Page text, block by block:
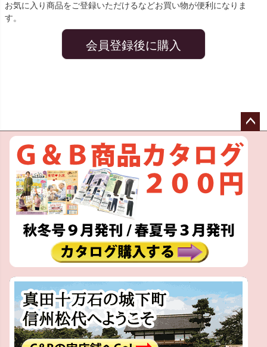
お気に入り商品をご登録いただけるなどお買い物が便利になりま
す。
会員登録後に購入
ペー
へ